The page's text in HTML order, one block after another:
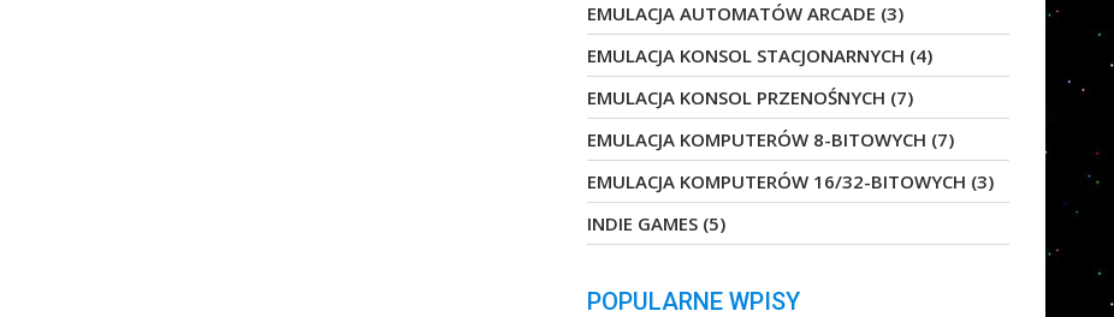
EMULACJA AUTOMATÓW ARCADE (3)
EMULACJA KONSOL STACJONARNYCH (4)
EMULACJA KONSOL PRZENOŚNYCH (7)
EMULACJA KOMPUTERÓW 8-BITOWYCH (7)
EMULACJA KOMPUTERÓW 16/32-BITOWYCH (3)
INDIE GAMES (5)
POPULARNE WPISY